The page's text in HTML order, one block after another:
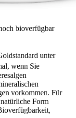
bioverfügbar
unter
wenn Sie
vorkommen. Für
Form